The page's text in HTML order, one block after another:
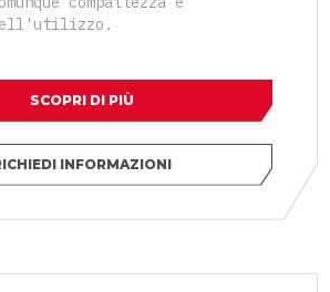
SCOPRI DI PIÙ
INFORMAZIONI